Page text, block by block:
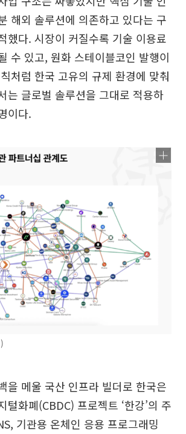
해외 솔루션에 의존하고 있다는 구
했다. 시장이 커질수록 기술 이용료
수 있고, 원화 스테이블코인 발행이
처럼 한국 고유의 규제 환경에 맞춰
는 글로벌 솔루션을 그대로 적용하
이다.
을 메울 국산 인프라 빌더로 한국은
털화폐(CBDC) 프로젝트 ‘한강’의 주
기관용 온체인 응용 프로그래밍